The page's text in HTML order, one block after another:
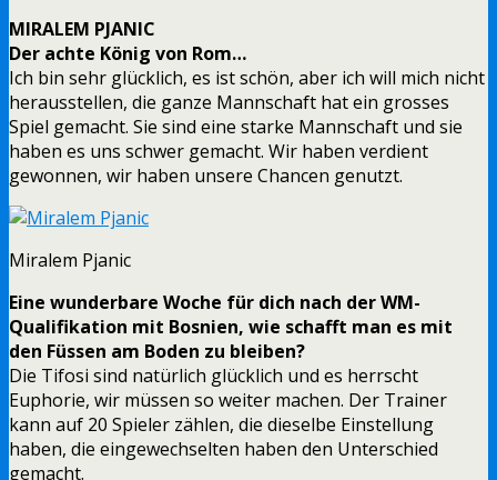
MIRALEM PJANIC
Der achte König von Rom…
Ich bin sehr glücklich, es ist schön, aber ich will mich nicht
herausstellen, die ganze Mannschaft hat ein grosses
Spiel gemacht. Sie sind eine starke Mannschaft und sie
haben es uns schwer gemacht. Wir haben verdient
gewonnen, wir haben unsere Chancen genutzt.
Miralem Pjanic
Eine wunderbare Woche für dich nach der WM-
Qualifikation mit Bosnien, wie schafft man es mit
den Füssen am Boden zu bleiben?
Die Tifosi sind natürlich glücklich und es herrscht
Euphorie, wir müssen so weiter machen. Der Trainer
kann auf 20 Spieler zählen, die dieselbe Einstellung
haben, die eingewechselten haben den Unterschied
gemacht.